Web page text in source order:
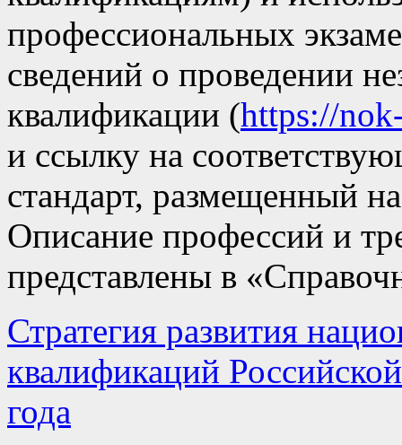
профессиональных
сведений о проведении
квалификации (https://
и ссылку на
стандарт, размещенный
Описание профессий и
представлены в
Стратегия развития
квалификаций
года